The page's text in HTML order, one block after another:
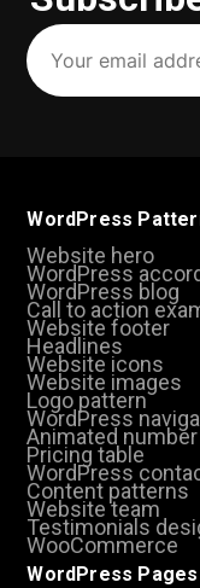
Your
email
address
(Required)
WordPress
Website hero
WordPress
WordPress blog
Call to action
Website footer
Headlines
Website icons
Website images
Logo pattern
WordPress
Animated
Pricing table
WordPress
Content patterns
Website team
Testimonials
WooCommerce
WordPress Pages